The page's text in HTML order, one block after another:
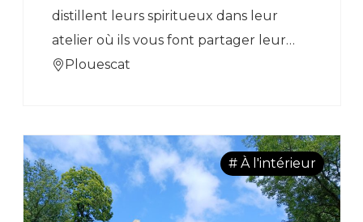
distillent leurs spiritueux dans leur
atelier où ils vous font partager leur
passions au cours de visites guidées et
Plouescat
# À l'intérieur